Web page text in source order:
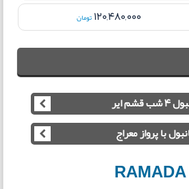
120,480,000 تومان
ایر
با پرواز معراج